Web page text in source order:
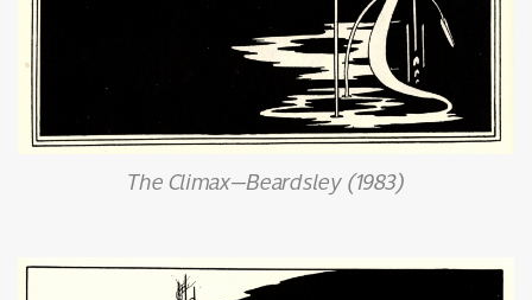
The Climax—Beardsley (1983)
TWEET LINE EMAIL